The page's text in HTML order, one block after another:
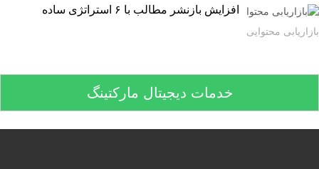
افزایش بازنشر مطالب با ۶ استراتژی ساده
محتوایی
خدمات دیجیتال مارکتینگ